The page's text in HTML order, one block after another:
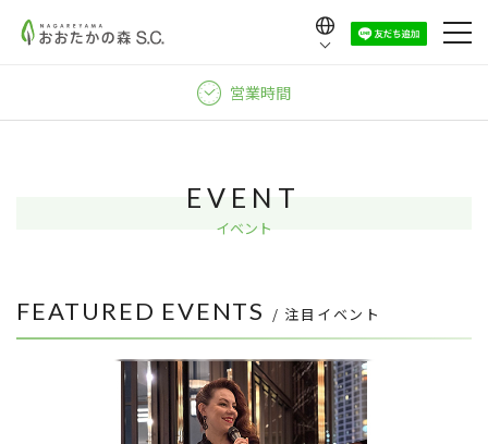
営業時間
EVENT
イベント
FEATURED EVENTS / 注目イベント